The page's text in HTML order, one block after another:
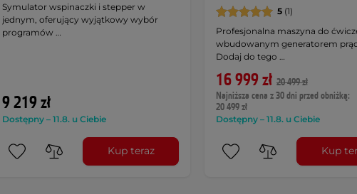
Symulator wspinaczki i stepper w
jednym, oferujący wyjątkowy wybór
programów …
9 219 zł
Dostępny – 11.8. u Ciebie
Kup teraz
5(1)
Profesjonalna maszyna do
wbudowanym generatorem
Dodaj do tego …
16 999 zł 20 499 zł
Najniższa cena z 30 dni przed obniżką:
20 499 zł
Dostępny – 11.8. u Ciebie
Kup